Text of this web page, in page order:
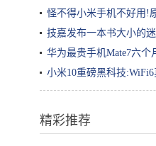
怪不得小米手机不好用!
技嘉发布一本书大小的
华为最贵手机Mate7六个
小米10重磅黑科技
精彩推荐